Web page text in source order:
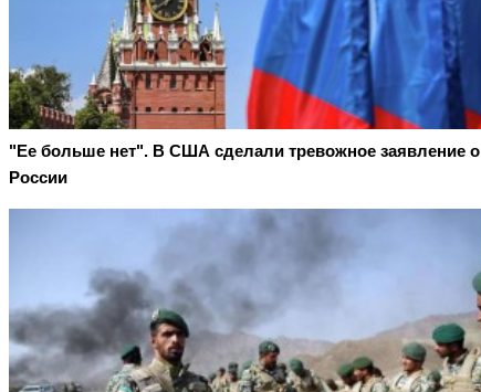
"Ее больше нет". В США сделали тревожное заявление о
России